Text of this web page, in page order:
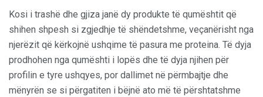
Kosi i trashë dhe gjiza janë dy produkte të qumështit që
shihen shpesh si zgjedhje të shëndetshme, veçanërisht nga
njerëzit që kërkojnë ushqime të pasura me proteina. Të dyja
prodhohen nga qumështi i lopës dhe të dyja njihen për
profilin e tyre ushqyes, por dallimet në përmbajtje dhe
mënyrën se si përgatiten i bëjnë ato më të përshtatshme